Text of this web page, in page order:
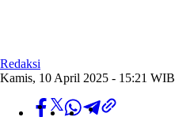
Redaksi
Kamis, 10 April 2025 - 15:21 WIB